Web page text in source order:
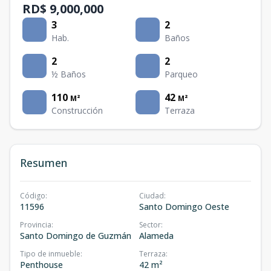
RD$ 9,000,000
3
Hab.
2
Baños
2
½ Baños
2
Parqueo
110 M²
Construcción
42 M²
Terraza
Resumen
Código:
11596
Ciudad:
Santo Domingo Oeste
Provincia:
Santo Domingo de Guzmán
Sector:
Alameda
Tipo de inmueble:
Penthouse
Terraza:
42 m²